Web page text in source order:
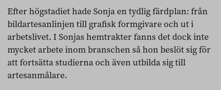
Efter högstadiet hade Sonja en tydlig färdplan: från
bildartesanlinjen till grafisk formgivare och ut i
arbetslivet. I Sonjas hemtrakter fanns det dock inte
mycket arbete inom branschen så hon beslöt sig för
att fortsätta studierna och även utbilda sig till
artesanmålare.